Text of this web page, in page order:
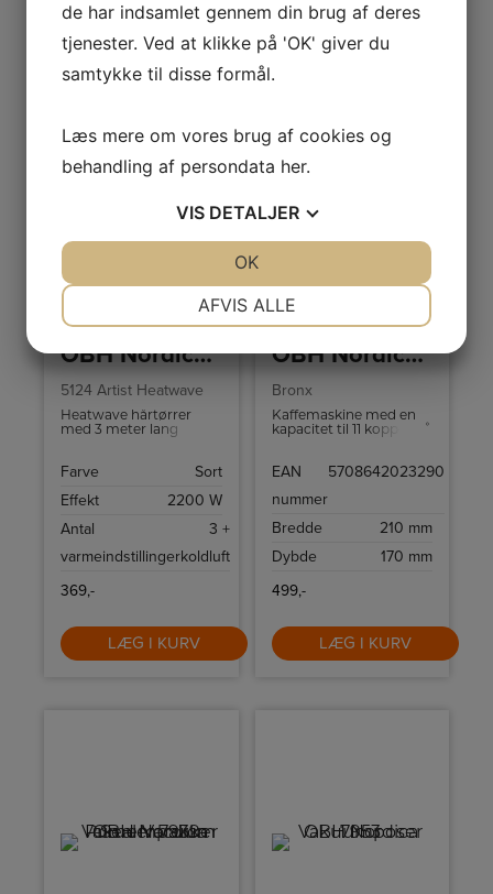
OBH Nordica Hårtørrer
5124 Artist Heatwave
Heatwave hårtørrer
med 3 meter lang
kold luft-funktion og
hastighedsindstillinger.
Farve
Sort
Effekt
2200 W
Antal
varmeindstillinger
3 +
koldluft
369,-
LÆG I KURV
OBH Nordica Kaffemaskine
Bronx
Kaffemaskine med en
kapacitet til 11 kopper på
automatisk slukning og
EAN
nummer
5708642023290
Bredde
210 mm
Dybde
170 mm
499,-
LÆG I KURV
de har indsamlet gennem din brug af deres
tjenester. Ved at klikke på 'OK' giver du
samtykke til disse formål.
Læs mere om vores brug af cookies og
behandling af persondata her.
VIS DETALJER
AFVIS ALLE
OK